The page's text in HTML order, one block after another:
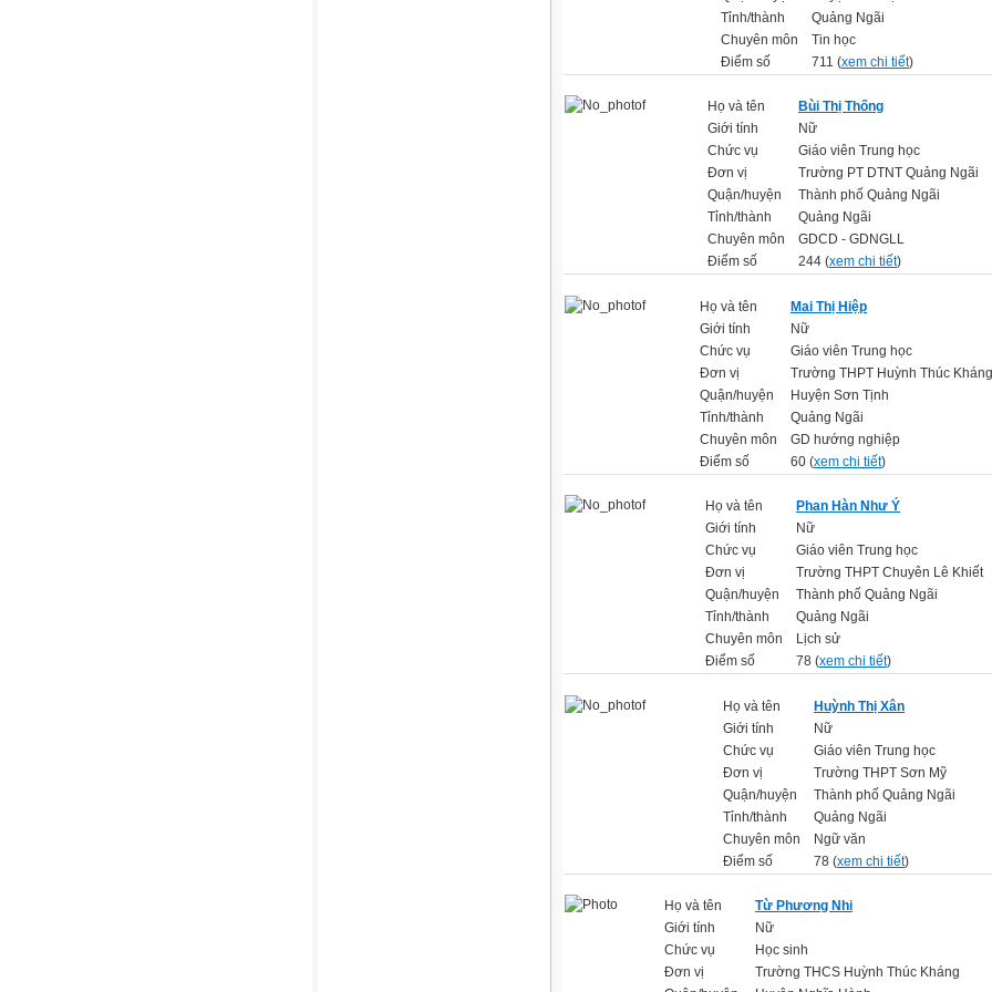
Tỉnh/thành
Quảng Ngãi
Chuyên môn
Tin học
Điểm số
711 (xem chi tiết)
Họ và tên
Bùi Thị Thống
Giới tính
Nữ
Chức vụ
Giáo viên Trung học
Đơn vị
Trường PT DTNT Quảng Ngãi
Quận/huyện
Thành phố Quảng Ngãi
Tỉnh/thành
Quảng Ngãi
Chuyên môn
GDCD - GDNGLL
Điểm số
244 (xem chi tiết)
Họ và tên
Mai Thị Hiệp
Giới tính
Nữ
Chức vụ
Giáo viên Trung học
Đơn vị
Trường THPT Huỳnh Thúc Kháng
Quận/huyện
Huyện Sơn Tịnh
Tỉnh/thành
Quảng Ngãi
Chuyên môn
GD hướng nghiệp
Điểm số
60 (xem chi tiết)
Họ và tên
Phan Hàn Như Ý
Giới tính
Nữ
Chức vụ
Giáo viên Trung học
Đơn vị
Trường THPT Chuyên Lê Khiết
Quận/huyện
Thành phố Quảng Ngãi
Tỉnh/thành
Quảng Ngãi
Chuyên môn
Lịch sử
Điểm số
78 (xem chi tiết)
Họ và tên
Huỳnh Thị Xân
Giới tính
Nữ
Chức vụ
Giáo viên Trung học
Đơn vị
Trường THPT Sơn Mỹ
Quận/huyện
Thành phố Quảng Ngãi
Tỉnh/thành
Quảng Ngãi
Chuyên môn
Ngữ văn
Điểm số
78 (xem chi tiết)
Họ và tên
Từ Phương Nhi
Giới tính
Nữ
Chức vụ
Học sinh
Đơn vị
Trường THCS Huỳnh Thúc Kháng